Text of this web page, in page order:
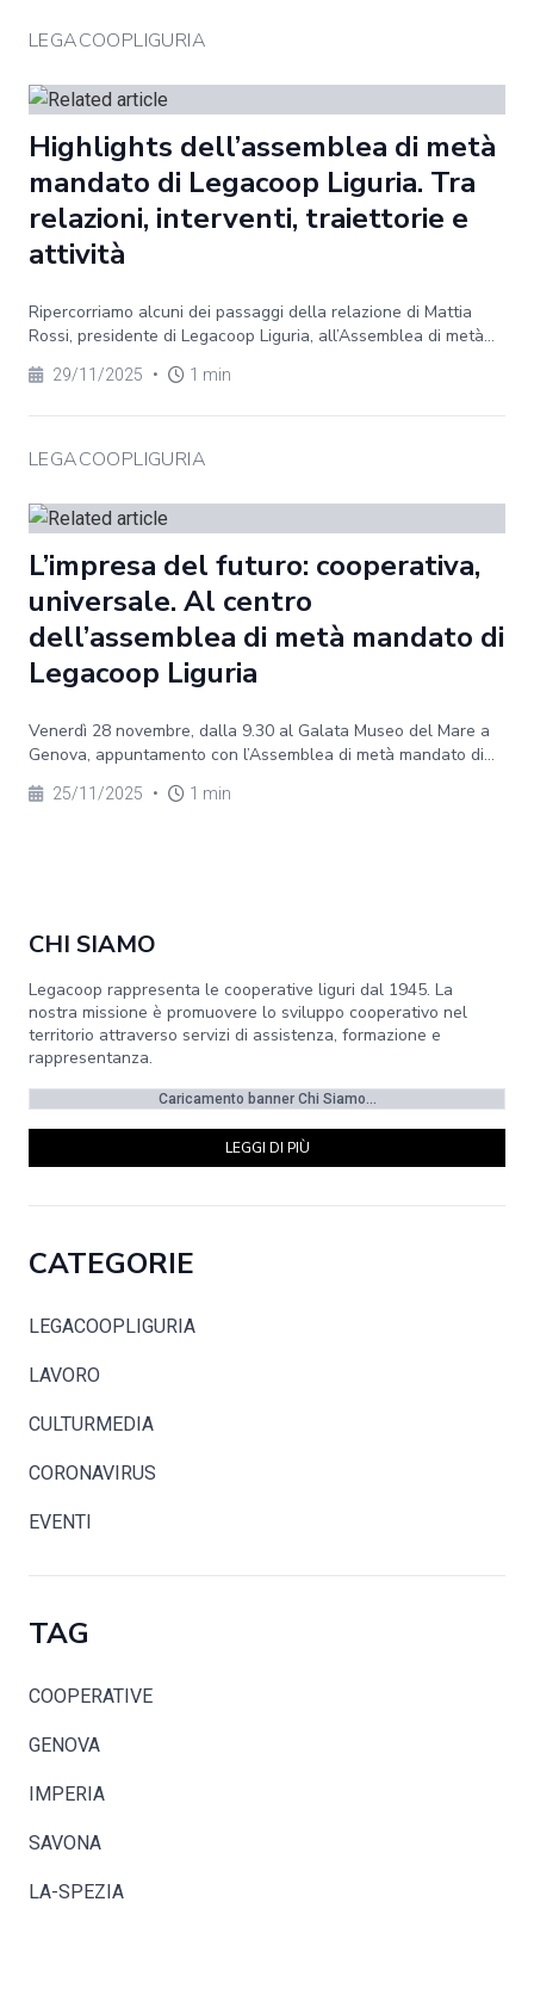
LEGACOOPLIGURIA
Highlights dell’assemblea di metà
mandato di Legacoop Liguria. Tra
relazioni, interventi, traiettorie e
attività
Ripercorriamo alcuni dei passaggi della relazione di Mattia
Rossi, presidente di Legacoop Liguria, all’Assemblea di metà...
29/11/2025 • 1 min
LEGACOOPLIGURIA
L’impresa del futuro: cooperativa,
universale. Al centro
dell’assemblea di metà mandato di
Legacoop Liguria
Venerdì 28 novembre, dalla 9.30 al Galata Museo del Mare a
Genova, appuntamento con l’Assemblea di metà mandato di...
25/11/2025 • 1 min
CHI SIAMO
Legacoop rappresenta le cooperative liguri dal 1945. La
nostra missione è promuovere lo sviluppo cooperativo nel
territorio attraverso servizi di assistenza, formazione e
rappresentanza.
Caricamento banner Chi Siamo...
LEGGI DI PIÙ
CATEGORIE
LEGACOOPLIGURIA
LAVORO
CULTURMEDIA
CORONAVIRUS
EVENTI
TAG
COOPERATIVE
GENOVA
IMPERIA
SAVONA
LA-SPEZIA